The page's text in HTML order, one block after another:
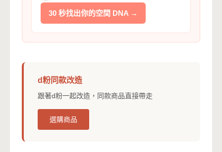
30 秒找出你的空間 DNA →
d粉同款改造
跟著d粉一起改造，同款商品直接帶走
選購商品